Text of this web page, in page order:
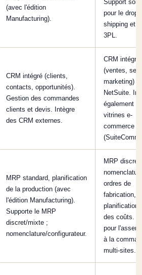
(avec l'édition
Manufacturing).
Support
pour le drop-
shipping et le
3PL.
CRM intégré (clients,
contacts, opportunités).
Gestion des commandes
clients et devis. Intègre
des CRM externes.
CRM intégré
(ventes,
marketing)
NetSuite.
également
vitrines e-
commerce
MRP standard, planification
de la production (avec
l'édition Manufacturing).
Supporte le MRP
discret/mixte ;
nomenclature/configurateur.
MRP discret
ordres de
fabrication,
des coûts.
pour
à la
multi-sites.